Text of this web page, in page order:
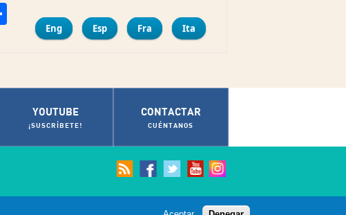
Compartir
Eng Esp Fra Ita
YOUTUBE
¡SUSCRÍBETE!
CONTACTAR
CUÉNTANOS